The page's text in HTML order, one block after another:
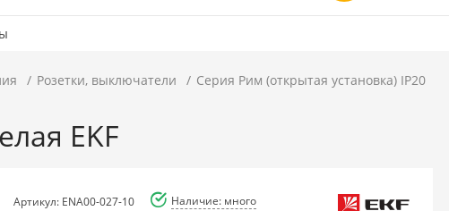
Розетки, выключатели
Серия Рим (открытая установка) IP20
EKF
Артикул: ENA00-027-10 Наличие: много